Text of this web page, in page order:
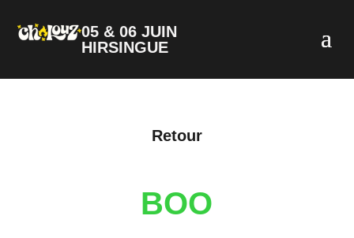
05 & 06 JUIN
HIRSINGUE
Retour
BOO